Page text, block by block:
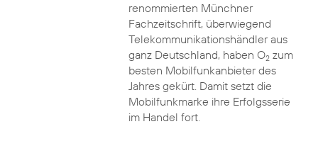
renommierten Münchner
Fachzeitschrift, überwiegend
Telekommunikationshändler aus
ganz Deutschland, haben O2zum
besten Mobilfunkanbieter des
Jahres gekürt. Damit setzt die
Mobilfunkmarke ihre Erfolgsserie
im Handel fort.